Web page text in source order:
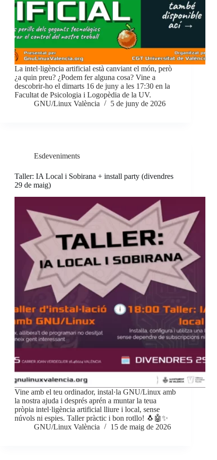
La intel·ligència artificial està canviant el món, però
¿a quin preu? ¿Podem fer alguna cosa? Vine a
descobrir-ho el dimarts 16 de juny a les 17:30 en la
Facultat de Psicologia i Logopèdia de la UV.
GNU/Linux València
5 de juny de 2026
Esdeveniments
Taller: IA Local i Sobirana + install party (divendres
29 de maig)
Vine amb el teu ordinador, instal·la GNU/Linux amb
la nostra ajuda i després aprén a muntar la teua
pròpia intel·ligència artificial lliure i local, sense
núvols ni espies. Taller pràctic i bon rotllo! 🐧🤖✨
GNU/Linux València
15 de maig de 2026